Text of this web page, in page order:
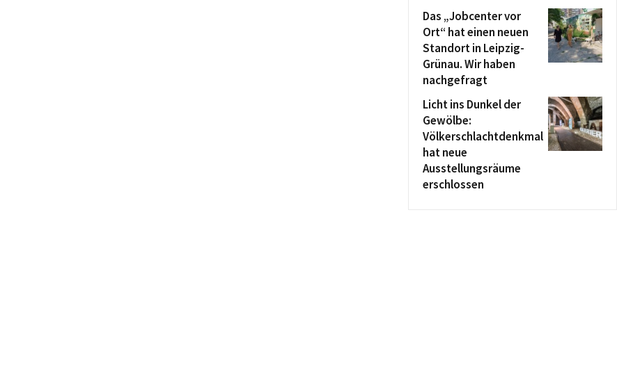
Das „Jobcenter vor
Ort“ hat einen neuen
Standort in Leipzig-
Grünau. Wir haben
nachgefragt
Licht ins Dunkel der
Gewölbe:
Völkerschlachtdenkmal
hat neue
Ausstellungsräume
erschlossen